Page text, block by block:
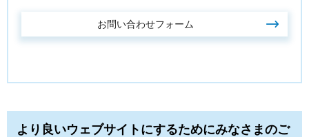
より良いウェブサイトにするためにみなさまのご